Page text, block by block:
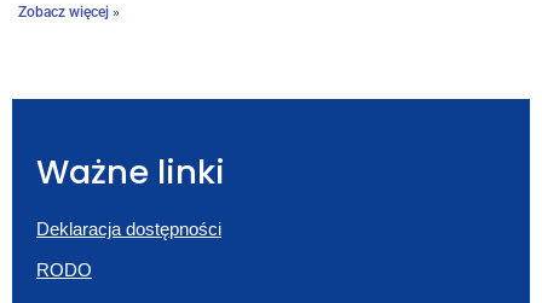
Zobacz więcej »
Ważne linki
Deklaracja dostępności
RODO